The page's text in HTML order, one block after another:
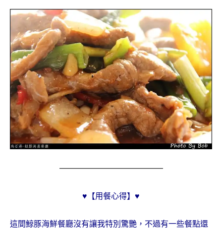
———————————
♥ 【用餐心得】 ♥
這間鯨豚海鮮餐廳沒有讓我特別驚艷，不過有一些餐點還